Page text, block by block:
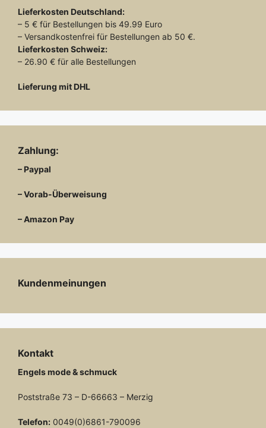
Lieferkosten Deutschland:
– 5 € für Bestellungen bis 49.99 Euro
– Versandkostenfrei für Bestellungen ab 50 €.
Lieferkosten Schweiz:
– 26.90 € für alle Bestellungen
Lieferung mit DHL
Zahlung:
– Paypal
– Vorab-Überweisung
– Amazon Pay
Kundenmeinungen
Kontakt
Engels mode & schmuck
Poststraße 73 – D-66663 – Merzig
Telefon: 0049(0)6861-790096